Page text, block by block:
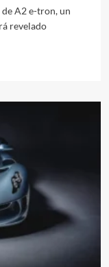
A2 e-tron, un
revelado